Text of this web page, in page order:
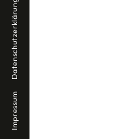
Impressum
Datenschutzerklärung